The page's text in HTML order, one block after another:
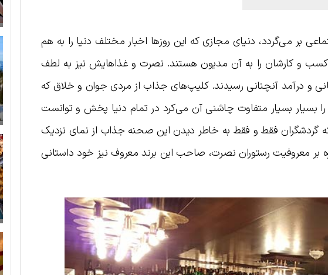
بر می‌گردد، دنیای مجازی که این روزها اخبار مختلف دنیا را به هم
کسب و کارشان را به آن مدیون هستند. نصرت و غذاهایش نیز به لطف
و درآمد آنچنانی رسیدند. کلیپ‌های جذاب از مردی جوان و خلاق که
بسیار متفاوت چاشنی آن می‌کرد در تمام دنیا پخش و توانست
گردشگران فقط و فقط به خاطر دیدن این صحنه جذاب از نمای نزدیک
بر معروفیت رستوران نصرت، صاحب این برند معروف نیز خود داستانی